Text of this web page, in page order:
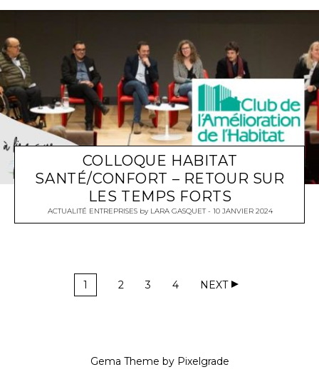
COLLOQUE HABITAT
SANTÉ/CONFORT – RETOUR SUR
LES TEMPS FORTS
ACTUALITÉ ENTREPRISESby LARA GASQUET 10 JANVIER 2024
1 2 3 4 NEXT
Gema Theme by Pixelgrade